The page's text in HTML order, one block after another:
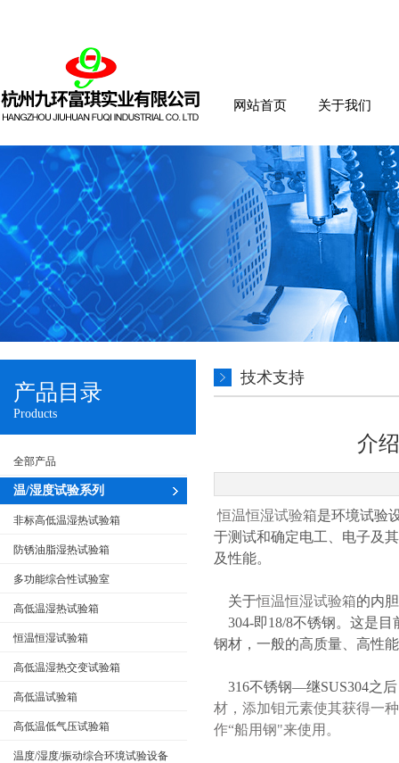
网站首页 关于我们
产品目录
Products
全部产品
温/湿度试验系列
非标高低温湿热试验箱
防锈油脂湿热试验箱
多功能综合性试验室
高低温湿热试验箱
恒温恒湿试验箱
高低温湿热交变试验箱
高低温试验箱
高低温低气压试验箱
温度/湿度/振动综合环境试验设备
技术支持
介
恒温恒湿试验箱是环境试验
于测试和确定电工、电子及
及性能。
关于恒温恒湿试验箱的内
304-即18/8不锈钢。这是目
钢材，一般的高质量、高性
316不锈钢—继SUS304之
材，添加钼元素使其获得一
作“船用钢"来使用。